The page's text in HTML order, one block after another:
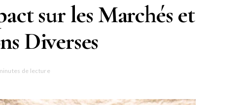
sur les Marchés et
Diverses
de lecture